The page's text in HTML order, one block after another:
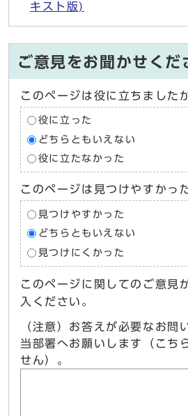
キスト版)
ご意見をお聞かせくだ
このページは役に立ちました
役に立った
どちらともいえない
役に立たなかった
このページは見つけやすかっ
見つけやすかった
どちらともいえない
見つけにくかった
このページに関してのご意見
入ください。
（注意）お答えが必要なお問
当部署へお願いします（こち
せん）。